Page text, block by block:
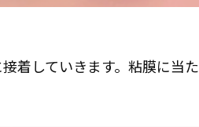
着していきます。粘膜に当た